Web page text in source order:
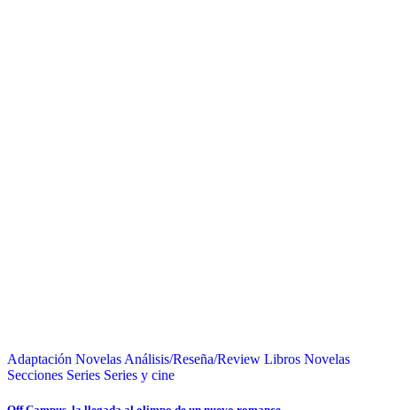
Adaptación Novelas Análisis/Reseña/Review Libros Novelas
Secciones Series Series y cine